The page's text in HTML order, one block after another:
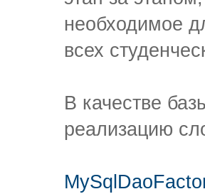
необходимое
всех
В качестве
реализацию